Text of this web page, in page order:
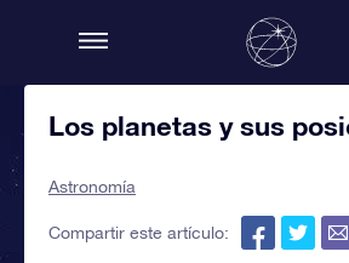
Los planetas y sus
Astronomía
Compartir este artículo: